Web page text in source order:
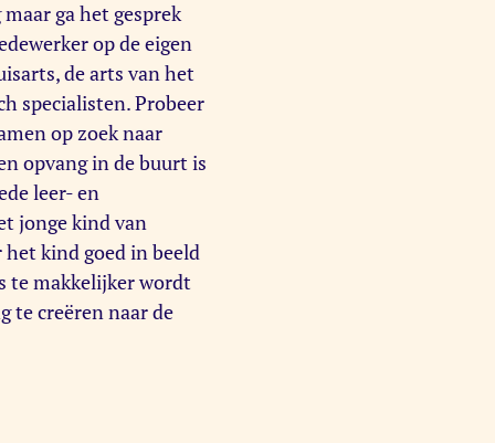
ga het gesprek
op de eigen
de arts van het
specialisten. Probeer
op zoek naar
opvang in de buurt is
leer- en
jonge kind van
kind goed in beeld
te makkelijker wordt
te creëren naar de